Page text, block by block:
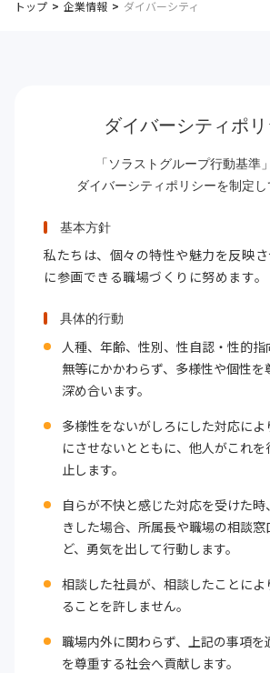
トップ 企業情報 ダイバーシティ
ダイバーシティポ
「ソラストグループ行動基準
ダイバーシティポリシーを制定し
基本方針
私たちは、個々の特性や魅力を反映
に参画できる職場づくりに努めます。
具体的行動
人種、年齢、性別、性自認・性的
無等にかかわらず、多様性や個性を
深め合います。
多様性をないがしろにした対応に
にさせないとともに、他人がこれ
止します。
自らが不快と感じた対応を受けた
きした場合、所属長や職場の相談
ど、勇気を出して行動します。
相談した社員が、相談したことに
ることを許しません。
職場内外に関わらず、上記の事項を
を尊重する社会へ貢献します。